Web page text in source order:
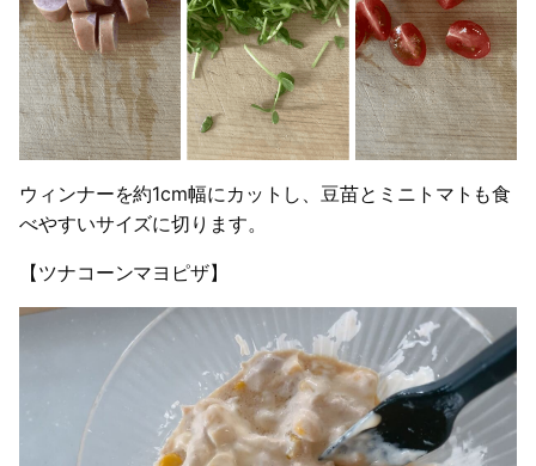
ウィンナーを約1cm幅にカットし、豆苗とミニトマトも食
べやすいサイズに切ります。
【ツナコーンマヨピザ】